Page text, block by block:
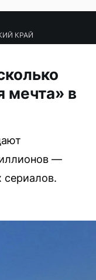
КРАЙ
мечта» в
—
сериалов.